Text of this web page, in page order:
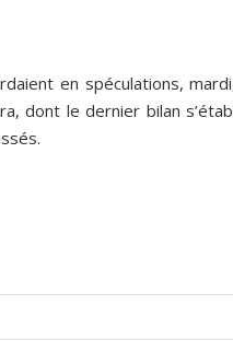
en spéculations,
dont le dernier bilan